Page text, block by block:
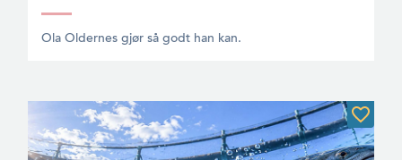
Ola Oldernes gjør så godt han kan.